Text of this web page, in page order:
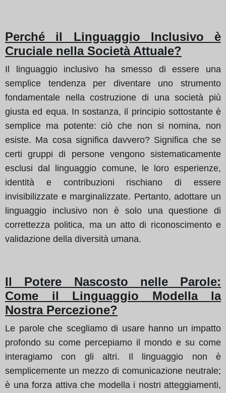
Perché il Linguaggio Inclusivo è
Cruciale nella Società Attuale?
Il linguaggio inclusivo ha smesso di essere una
semplice tendenza per diventare uno strumento
fondamentale nella costruzione di una società più
giusta ed equa. In sostanza, il principio sottostante è
semplice ma potente: ciò che non si nomina, non
esiste. Ma cosa significa davvero? Significa che se
certi gruppi di persone vengono sistematicamente
esclusi dal linguaggio comune, le loro esperienze,
identità e contribuzioni rischiano di essere
invisibilizzate e marginalizzate. Pertanto, adottare un
linguaggio inclusivo non è solo una questione di
correttezza politica, ma un atto di riconoscimento e
validazione della diversità umana.
Il Potere Nascosto nelle Parole:
Come il Linguaggio Modella la
Nostra Percezione?
Le parole che scegliamo di usare hanno un impatto
profondo su come percepiamo il mondo e su come
interagiamo con gli altri. Il linguaggio non è
semplicemente un mezzo di comunicazione neutrale;
è una forza attiva che modella i nostri atteggiamenti,